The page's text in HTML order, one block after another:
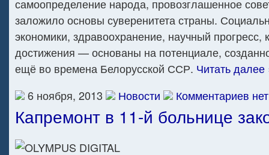
самоопределение народа, провозглашенное
заложило основы суверенитета страны.
экономики, здравоохранение, научный прогресс,
достижения — основаны на потенциале,
ещё во времена Белорусской ССР. Читать далее
6 ноября, 2013
Новости Комментариев
Капремонт в 11-й больнице